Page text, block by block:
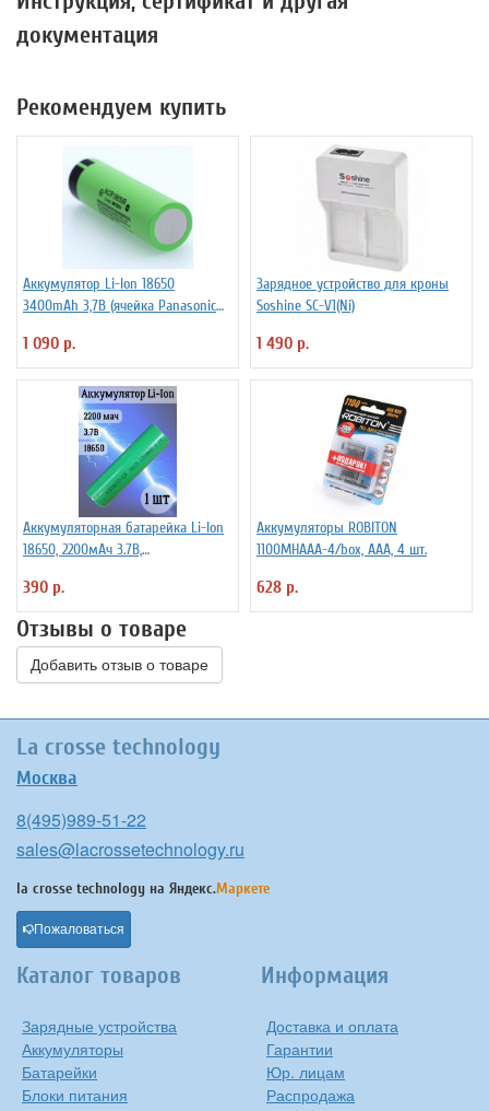
документация
Рекомендуем купить
Аккумулятор Li-Ion 18650
3400mAh 3,7В (ячейка Panasonic
1 090 р.
Зарядное устройство для кроны
Soshine SC-V1(Ni)
1 490 р.
Аккумуляторная батарейка Li-Ion
18650, 2200мАч 3.7В,
390 р.
Аккумуляторы ROBITON
1100MHAAA-4/box, ААА, 4 шт.
628 р.
Отзывы о товаре
Добавить отзыв о товаре
La crosse technology
Москва
8(495)989-51-22
sales@lacrossetechnology.ru
la crosse technology на Яндекс.Маркете
Пожаловаться
Каталог товаров
Зарядные устройства
Аккумуляторы
Батарейки
Блоки питания
Информация
Доставка и оплата
Гарантии
Юр. лицам
Распродажа